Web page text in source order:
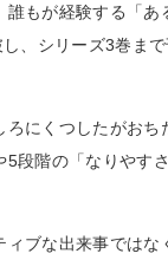
もが経験する「あ
、シリーズ3巻ま
にくつしたがおち
段階の「なりやす
ブな出来事ではな